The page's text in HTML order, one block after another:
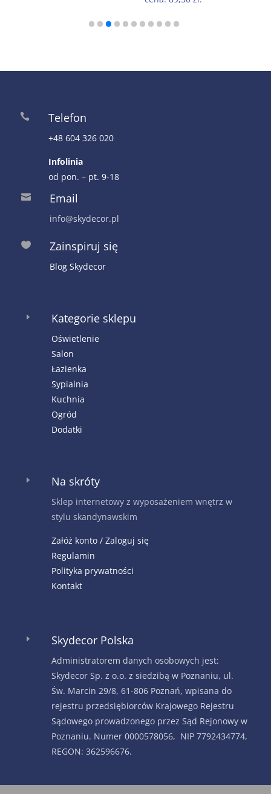
 Telefon
+48 604 326 020
Infolinia
od pon. – pt. 9-18
 Email
info@skydecor.pl
 Zainspiruj się
Blog Skydecor
E Kategorie sklepu
Oświetlenie
Salon
Łazienka
Sypialnia
Kuchnia
Ogród
Dodatki
E Na skróty
Sklep internetowy z wyposażeniem wnętrz w
stylu skandynawskim
Załóż konto / Zaloguj się
Regulamin
Polityka prywatności
Kontakt
E Skydecor Polska
Administratorem danych osobowych jest:
Skydecor Sp. z o.o. z siedzibą w Poznaniu, ul.
Św. Marcin 29/8, 61-806 Poznań, wpisana do
rejestru przedsiębiorców Krajowego Rejestru
Sądowego prowadzonego przez Sąd Rejonowy w
Poznaniu. Numer 0000578056, NIP 7792434774,
REGON: 362596676.